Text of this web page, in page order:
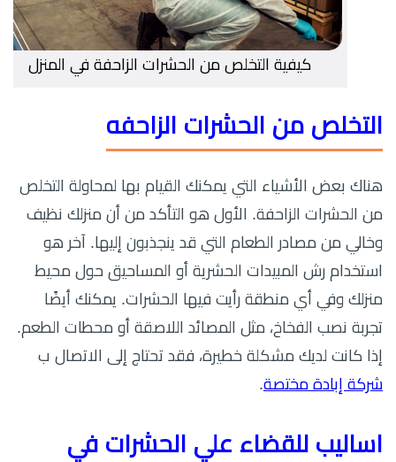
كيفية التخلص من الحشرات الزاحفة في المنزل
التخلص من الحشرات الزاحفه
هناك بعض الأشياء التي يمكنك القيام بها لمحاولة التخلص
من الحشرات الزاحفة. الأول هو التأكد من أن منزلك نظيف
وخالي من مصادر الطعام التي قد ينجذبون إليها. آخر هو
استخدام رش المبيدات الحشرية أو المساحيق حول محيط
منزلك وفي أي منطقة رأيت فيها الحشرات. يمكنك أيضًا
تجربة نصب الفخاخ، مثل المصائد اللاصقة أو محطات الطعم.
إذا كانت لديك مشكلة خطيرة، فقد تحتاج إلى الاتصال ب
شركة إبادة مختصة.
اساليب للقضاء علي الحشرات في